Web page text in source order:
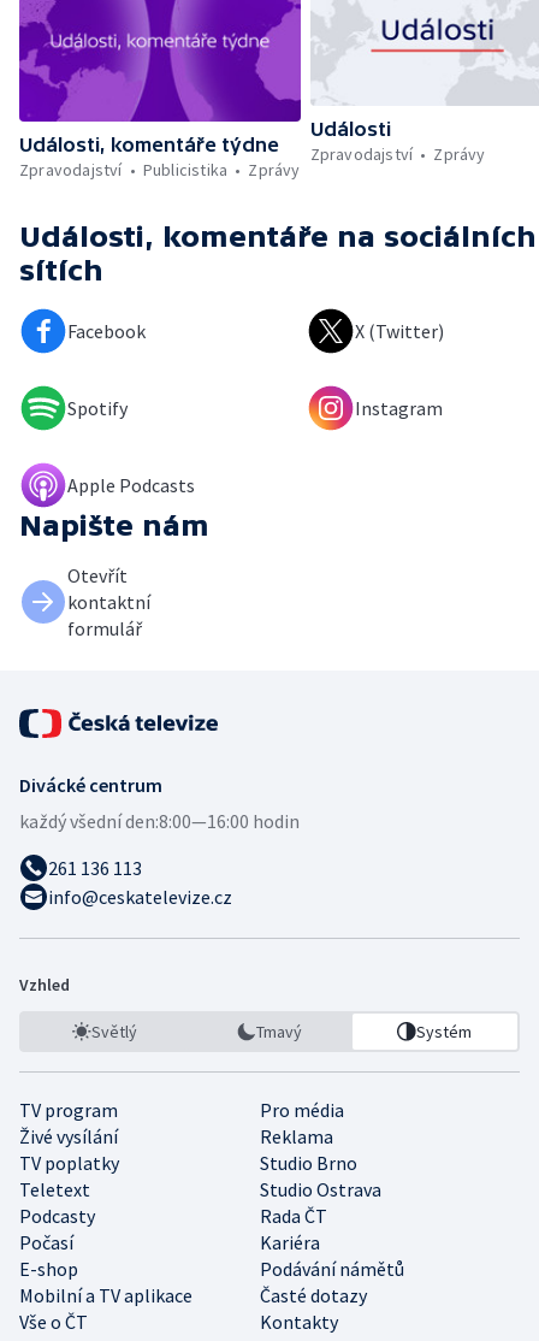
Události, komentáře týdne
Zpravodajství
Publicistika Zprávy
Události
Zpravodajství
Zprávy
Události, komentáře na sociálních
sítích
Facebook X (Twitter)
Spotify Instagram
Apple Podcasts
Napište nám
Otevřít
kontaktní
formulář
Divácké centrum
každý všední den:8:00—16:00 hodin
261 136 113
info@ceskatelevize.cz
Vzhled
Světlý Tmavý Systém
TV program
Pro média
Živé vysílání
Reklama
TV poplatky
Studio Brno
Teletext
Studio Ostrava
Podcasty
Rada ČT
Počasí
Kariéra
E-shop
Podávání námětů
Mobilní a TV aplikace
Časté dotazy
Vše o ČT
Kontakty